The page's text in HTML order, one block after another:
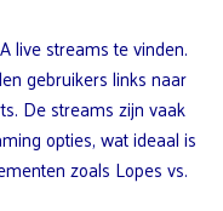
live streams te vinden.
gebruikers links naar
De streams zijn vaak
opties, wat ideaal is
zoals Lopes vs.